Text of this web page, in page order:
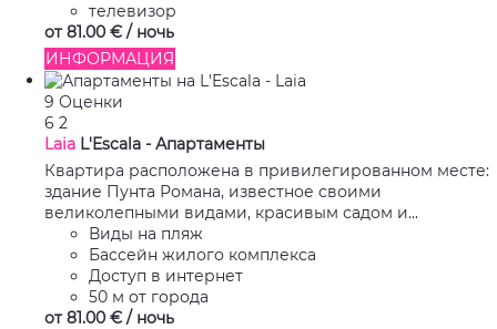
телевизор
от 81.00 € / ночь
ИНФОРМАЦИЯ
9 Оценки
6 2
Laia L'Escala - Апартаменты
Квартира расположена в привилегированном месте:
здание Пунта Романа, известное своими
великолепными видами, красивым садом и...
Виды на пляж
Бассейн жилого комплекса
Доступ в интернет
50 м от города
от 81.00 € / ночь